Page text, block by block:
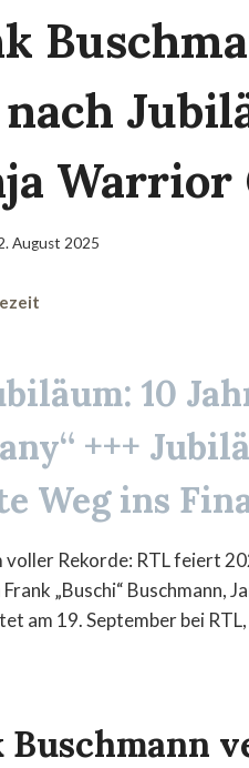
Warrior
August 2025
10
+++
Weg ins
voller Rekorde: RTL feiert
„Buschi“ Buschmann,
am 19. September bei
Buschmann